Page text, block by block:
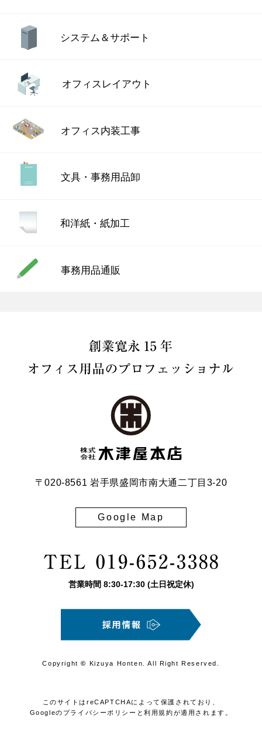
システム＆サポート
オフィスレイアウト
オフィス内装工事
文具・事務用品卸
和洋紙・紙加工
事務用品通販
〒020-8561 岩手県盛岡市南大通二丁目3-20
Google Map
営業時間 8:30-17:30(土日祝定休)
Copyright© Kizuya Honten. All Right Reserved.
このサイトはreCAPTCHAによって保護されており、
Googleの プライバシーポリシー と利用規約が適用されます。